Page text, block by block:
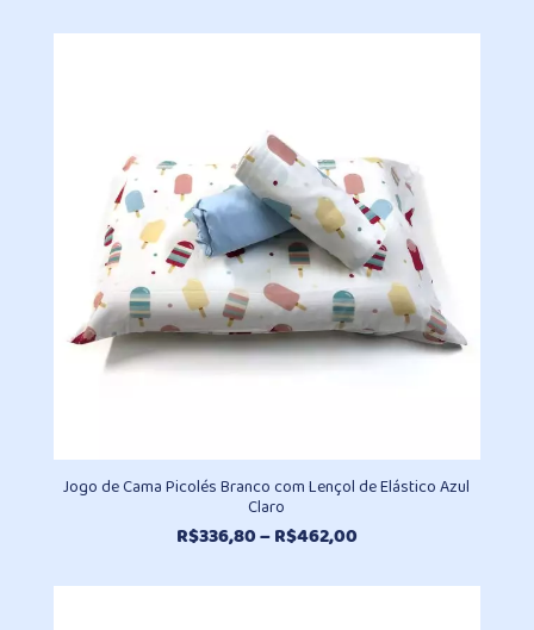
preço:
Jogo de Cama Picolés Branco com Lençol de Elástico Azul
Claro
R$336,80–R$462,00Faixa
preço: